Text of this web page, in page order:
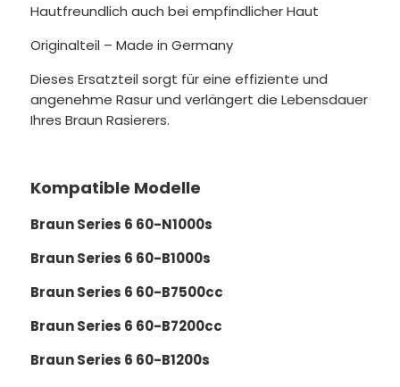
Hautfreundlich auch bei empfindlicher Haut
Originalteil – Made in Germany
Dieses Ersatzteil sorgt für eine effiziente und
angenehme Rasur und verlängert die Lebensdauer
Ihres Braun Rasierers.
Kompatible Modelle
Braun Series 6 60-N1000s
Braun Series 6 60-B1000s
Braun Series 6 60-B7500cc
Braun Series 6 60-B7200cc
Braun Series 6 60-B1200s